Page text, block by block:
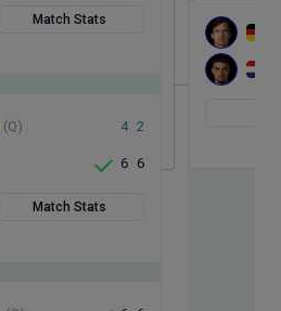
Match Stats
(Q) 4 2
6 6
Match Stats